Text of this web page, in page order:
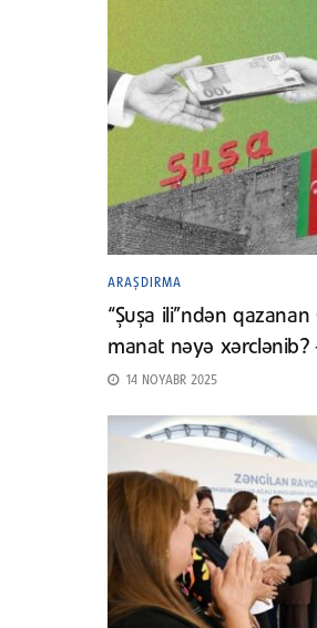
ARAŞDIRMA
“Şuşa ili”ndən
manat nəyə xərclənib?
14 NOYABR 2025